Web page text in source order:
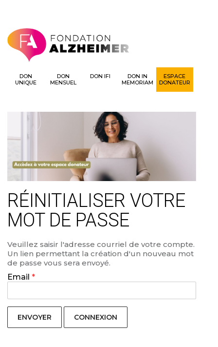
DON
UNIQUE
DON
MENSUEL
DON IFI
DON IN
MEMORIAM
ESPACE
DONATEUR
RÉINITIALISER VOTRE
MOT DE PASSE
Veuillez saisir l'adresse courriel de votre compte.
Un lien permettant la création d'un nouveau mot
de passe vous sera envoyé.
Email *
CONNEXION